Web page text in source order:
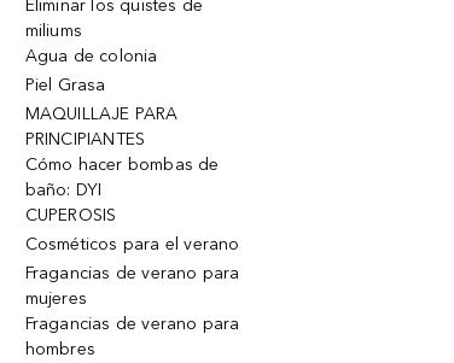
Eliminar los quistes de
miliums
Agua de colonia
Piel Grasa
MAQUILLAJE PARA
PRINCIPIANTES
Cómo hacer bombas de
baño: DYI
CUPEROSIS
Cosméticos para el verano
Fragancias de verano para
mujeres
Fragancias de verano para
hombres